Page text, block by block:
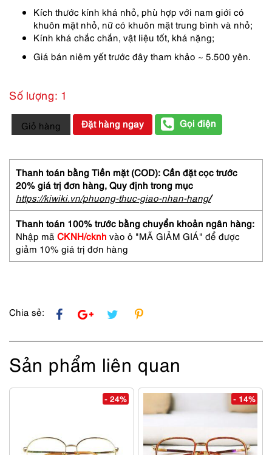
Kích thước kính khá nhỏ, phù hợp với nam giới có
khuôn mặt nhỏ, nữ có khuôn mặt trung bình và nhỏ;
Kính khá chắc chắn, vật liệu tốt, khá nặng;
Giá bán niêm yết trước đây tham khảo ~ 5.500 yên.
Số lượng: 1
5899-
Kính
nữ/nam-
Mới/Chưa
sử
dụng-
No-
171
sunglasses
số
lượng
Giỏ hàng Đặt hàng ngay Gọi điện
Thanh toán bằng Tiền mặt (COD): Cần đặt cọc trước
20% giá trị đơn hàng, Quy định trong mục
https://kiwiki.vn/phuong-thuc-giao-nhan-hang/
Thanh toán 100% trước bằng chuyển khoản ngân hàng:
Nhập mã CKNH/cknh vào ô "MÃ GIẢM GIÁ" để được
giảm 10% giá trị đơn hàng
Chia sẻ:
Sản phẩm liên quan
- 24% - 14%